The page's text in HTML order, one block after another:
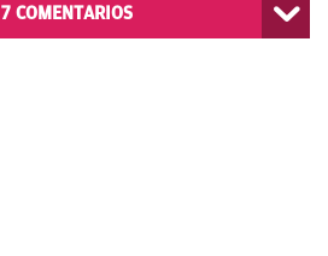
7 COMENTARIOS